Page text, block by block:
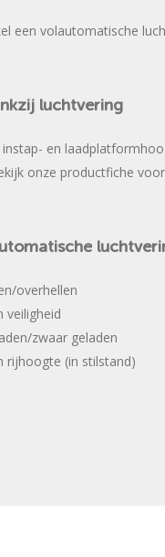
een volautomatische
luchtvering
en
onze productfiche
overhellen
veiligheid
zwaar geladen
rijhoogte (in stilstand)